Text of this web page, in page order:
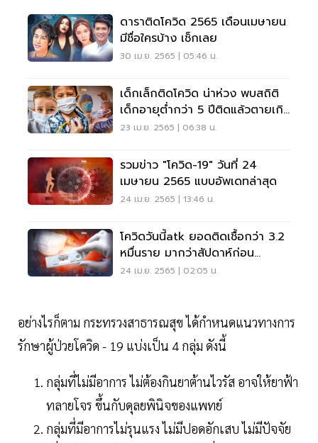
ดาราติดโควิด 2565 เดือนเมษายน
มีชื่อใครบ้าง เช็กเลย
30 เม.ย. 2565 | 05:46 น.
เด็กเล็กติดโควิด น่าห่วง พบสถิติ
เด็กอายุต่ำกว่า 5 ปีติดแล้วตายเกิน
ครึ่ง
23 เม.ย. 2565 | 06:38 น.
รวมข่าว "โควิด-19" วันที่ 24
เมษายน 2565 แบบอัพเดทล่าสุด
24 เม.ย. 2565 | 13:46 น.
โควิดวันนี้atk ยอดติดเชื้อกว่า 3.2
หมื่นราย มากว่าสัปดาห์ก่อน
4.23%
24 เม.ย. 2565 | 02:05 น.
อย่างไรก็ตาม กระทรวงสาธารณสุข ได้กำหนดแนวทางการ
รักษาผู้ป่วยโควิด - 19 แบ่งเป็น 4 กลุ่ม ดังนี้
กลุ่มที่ไม่มีอาการ ไม่ต้องกินยาต้านไวรัส อาจให้ยาฟ้า
ทลายโจร ขึ้นกับดุลยพินิจของแพทย์
กลุ่มที่มีอาการไม่รุนแรง ไม่มีปอดอักเสบ ไม่มีปัจจัย